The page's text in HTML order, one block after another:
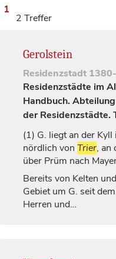
1
2 Treffer
Gerolstein
Residenzstadt
Residenzstädte im
Handbuch.
der Residenzstädte.
(1) G. liegt an der
nördlich von Trier, an
über Prüm nach
Bereits von Kelten
Gebiet um G. seit
Herren und…